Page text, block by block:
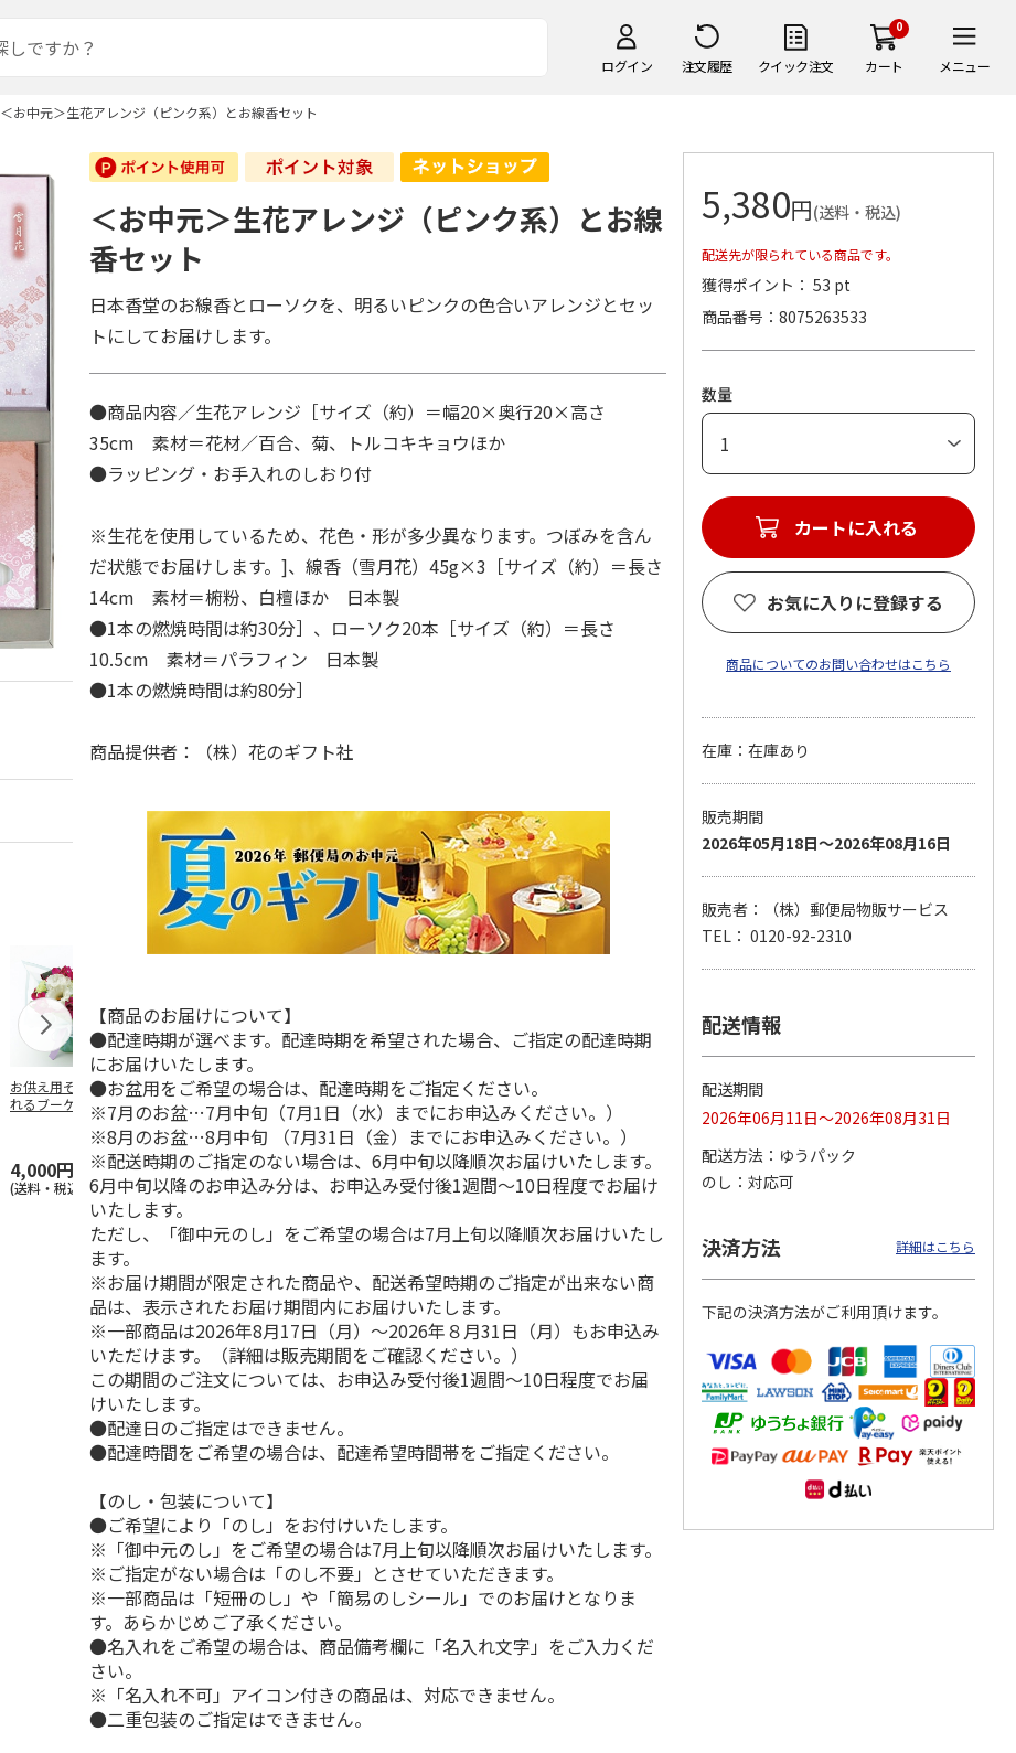
ログイン 注文履歴 クイック注文
0
カート メニュー
＜お中元＞生花アレンジ（ピンク系）とお線香セット
お供え用そのまま飾
れるブーケ
4,000円
(送料・税込)
バラの花束
8,000円
(送料・税込)
お祝い用そのまま飾
れるブーケ
4,000円
(送料・税込)
＜敬老の日＞そのま
ま飾れるブーケ「グ
ラティチュード」
4,600円
(送料・税込)
＜敬老の日＞アレン
ジメント「マニフィ
ーク」
6,000円
(送料・税込)
＜お中元＞生花アレンジ（ピンク系）とお線
香セット
日本香堂のお線香とローソクを、明るいピンクの色合いアレンジとセッ
トにしてお届けします。
●商品内容／生花アレンジ［サイズ（約）＝幅20×奥行20×高さ
35cm 素材＝花材／百合、菊、トルコキキョウほか
●ラッピング・お手入れのしおり付
※生花を使用しているため、花色・形が多少異なります。つぼみを含ん
だ状態でお届けします。]、線香（雪月花）45g×3［サイズ（約）＝長さ
14cm 素材＝椨粉、白檀ほか 日本製
●1本の燃焼時間は約30分］、ローソク20本［サイズ（約）＝長さ
10.5cm 素材＝パラフィン 日本製
●1本の燃焼時間は約80分］
商品提供者：（株）花のギフト社
【商品のお届けについて】
●配達時期が選べます。配達時期を希望された場合、ご指定の配達時期
にお届けいたします。
●お盆用をご希望の場合は、配達時期をご指定ください。
※7月のお盆…7月中旬（7月1日（水）までにお申込みください。）
※8月のお盆…8月中旬 （7月31日（金）までにお申込みください。）
※配送時期のご指定のない場合は、6月中旬以降順次お届けいたします。
6月中旬以降のお申込み分は、お申込み受付後1週間～10日程度でお届け
いたします。
ただし、「御中元のし」をご希望の場合は7月上旬以降順次お届けいたし
ます。
※お届け期間が限定された商品や、配送希望時期のご指定が出来ない商
品は、表示されたお届け期間内にお届けいたします。
※一部商品は2026年8月17日（月）～2026年８月31日（月）もお申込み
いただけます。（詳細は販売期間をご確認ください。）
この期間のご注文については、お申込み受付後1週間～10日程度でお届
けいたします。
●配達日のご指定はできません。
●配達時間をご希望の場合は、配達希望時間帯をご指定ください。
【のし・包装について】
●ご希望により「のし」をお付けいたします。
※「御中元のし」をご希望の場合は7月上旬以降順次お届けいたします。
※ご指定がない場合は「のし不要」とさせていただきます。
※一部商品は「短冊のし」や「簡易のしシール」でのお届けとなりま
す。あらかじめご了承ください。
●名入れをご希望の場合は、商品備考欄に「名入れ文字」をご入力くだ
さい。
※「名入れ不可」アイコン付きの商品は、対応できません。
●二重包装のご指定はできません。
5,380円(送料・税込)
配送先が限られている商品です。
獲得ポイント： 53 pt
商品番号
8075263533
数量
カートに入れる
お気に入りに登録する
商品についてのお問い合わせはこちら
在庫：在庫あり
販売期間
2026年05月18日～2026年08月16日
販売者：（株）郵便局物販サービス
TEL： 0120-92-2310
配送情報
配送期間
2026年06月11日～2026年08月31日
配送方法
ゆうパック
のし
対応可
決済方法 詳細はこちら
下記の決済方法がご利用頂けます。